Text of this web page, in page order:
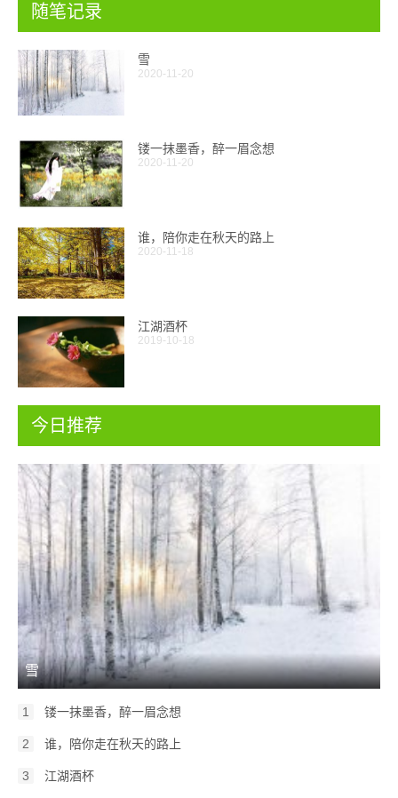
随笔记录
雪
2020-11-20
镂一抹墨香，醉一眉念想
2020-11-20
谁，陪你走在秋天的路上
2020-11-18
江湖酒杯
2019-10-18
今日推荐
雪
1 镂一抹墨香，醉一眉念想
2 谁，陪你走在秋天的路上
3 江湖酒杯